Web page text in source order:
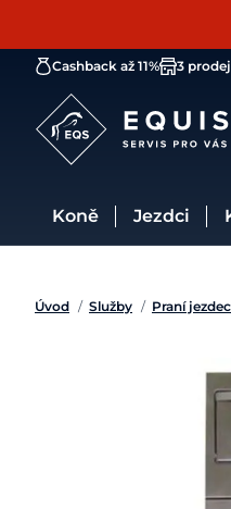
Cashback až 11% 3
Koně Jezdci
Úvod / Služby / Praní